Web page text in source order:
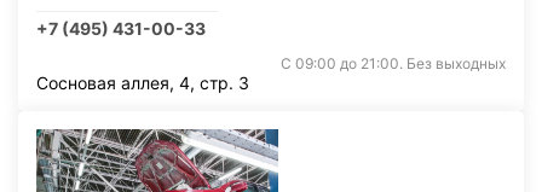
+7 (495) 431-00-33
С 09:00 до 21:00. Без выходных
Сосновая аллея, 4, стр. 3